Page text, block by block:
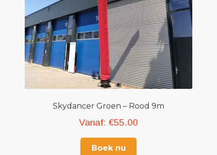
Skydancer Groen – Rood 9m
Vanaf: €55.00
Boek nu